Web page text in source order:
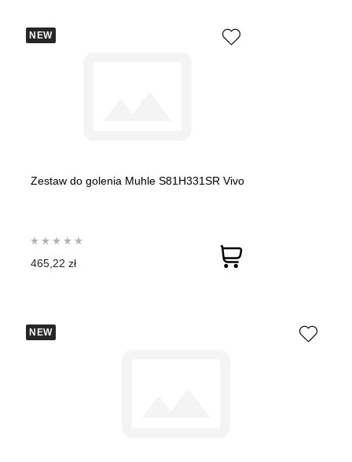
NEW
Zestaw do golenia Muhle S81H331SR Vivo
465,22 zł
NEW